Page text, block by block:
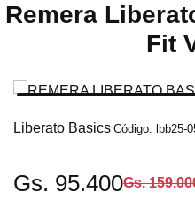
BLOG
Remera
Fit
Liberato Basics Código: lbb25-
Gs. 95.400Gs.